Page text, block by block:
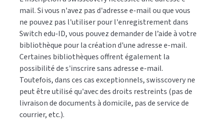
mail. Si vous n'avez pas d'adresse e-mail ou que vous
ne pouvez pas l'utiliser pour l'enregistrement dans
Switch edu-ID, vous pouvez demander de l’aide à votre
bibliothèque pour la création d'une adresse e-mail.
Certaines bibliothèques offrent également la
possibilité de s'inscrire sans adresse e-mail.
Toutefois, dans ces cas exceptionnels, swisscovery ne
peut être utilisé qu'avec des droits restreints (pas de
livraison de documents à domicile, pas de service de
courrier, etc.).